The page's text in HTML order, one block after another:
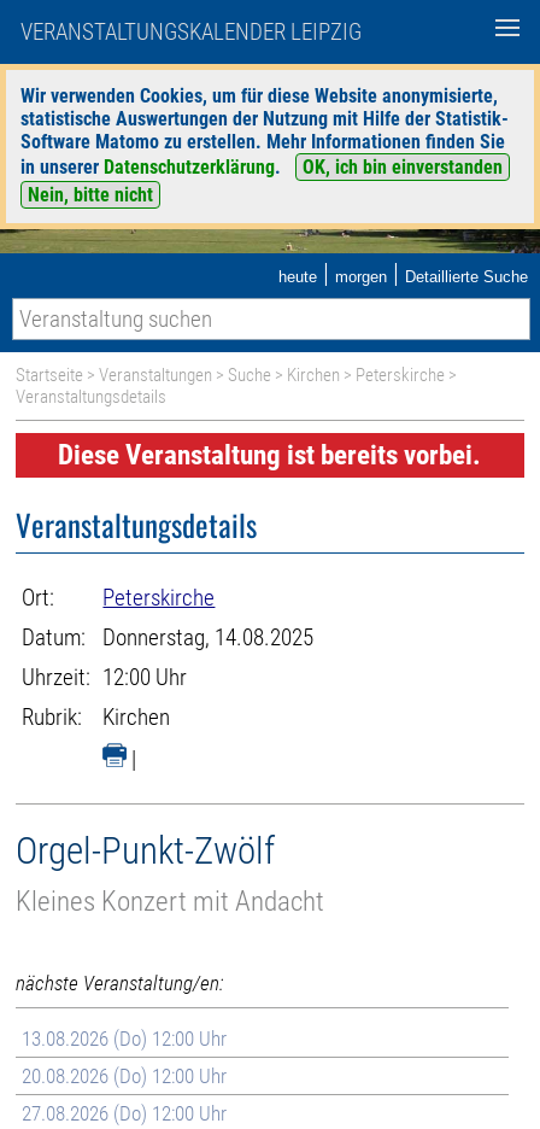
VERANSTALTUNGSKALENDER LEIPZIG
Wir verwenden Cookies, um für diese Website anonymisierte,
statistische Auswertungen der Nutzung mit Hilfe der Statistik-
Software Matomo zu erstellen. Mehr Informationen finden Sie
in unserer Datenschutzerklärung.
OK, ich bin einverstanden
Nein, bitte nicht
heute | morgen | Detaillierte Suche
Startseite >Veranstaltungen > Suche > Kirchen > Peterskirche >
Veranstaltungsdetails
Diese Veranstaltung ist bereits vorbei.
Veranstaltungsdetails
Ort:
Peterskirche
Datum:
Donnerstag, 14.08.2025
Uhrzeit: 12:00 Uhr
Rubrik:
Kirchen
|
Orgel-Punkt-Zwölf
Kleines Konzert mit Andacht
nächste Veranstaltung/en:
13.08.2026 (Do) 12:00 Uhr
20.08.2026 (Do) 12:00 Uhr
27.08.2026 (Do) 12:00 Uhr